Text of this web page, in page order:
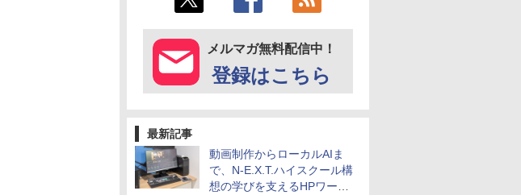
メルマガ無料配信中！
登録はこちら
最新記事
動画制作からローカルAIま
で、N-E.X.T.ハイスクール構
想の学びを支えるHPワーク